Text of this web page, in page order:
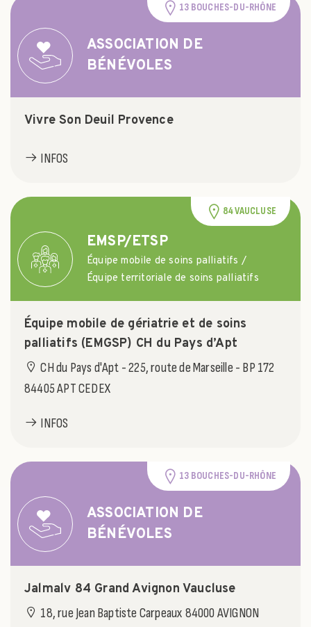
ASSOCIATION DE
BÉNÉVOLES
13 BOUCHES-DU-RHÔNE
Vivre Son Deuil Provence
INFOS
EMSP/ETSP
Équipe mobile de soins palliatifs /
Équipe territoriale de soins palliatifs
84 VAUCLUSE
Équipe mobile de gériatrie et de soins
palliatifs (EMGSP) CH du Pays d’Apt
CH du Pays d'Apt - 225, route de Marseille - BP 172
84405 APT CEDEX
INFOS
ASSOCIATION DE
BÉNÉVOLES
13 BOUCHES-DU-RHÔNE
Jalmalv 84 Grand Avignon Vaucluse
18, rue Jean Baptiste Carpeaux 84000 AVIGNON